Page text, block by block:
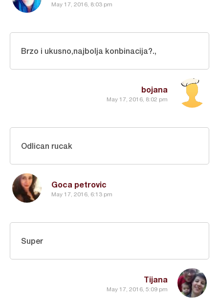
May 17, 2016, 8:03 pm
bojana
May 17, 2016, 8:02 pm
Brzo i ukusno,najbolja konbinacija?.,
Goca petrovic
May 17, 2016, 6:13 pm
Odlican rucak
Tijana
May 17, 2016, 5:09 pm
Super